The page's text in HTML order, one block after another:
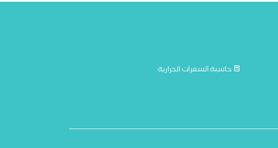
حاسبة السعرات الحرارية